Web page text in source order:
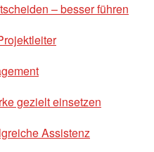
– besser führen
gezielt einsetzen
Assistenz